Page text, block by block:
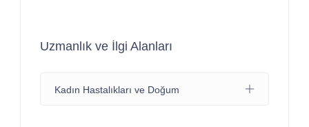
Uzmanlık ve İlgi Alanları
Kadın Hastalıkları ve Doğum